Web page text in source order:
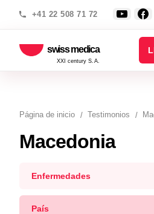
+41 22 508 71 72
swiss medica
XXI century S.A.
Página de inicio Testimonios
Macedonia
Enfermedades
País